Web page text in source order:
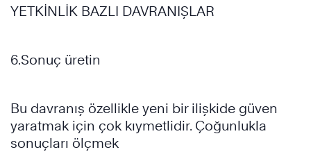
YETKİNLİK BAZLI DAVRANIŞLAR
6.Sonuç üretin
Bu davranış özellikle yeni bir ilişkide güven
yaratmak için çok kıymetlidir. Çoğunlukla
sonuçları ölçmek